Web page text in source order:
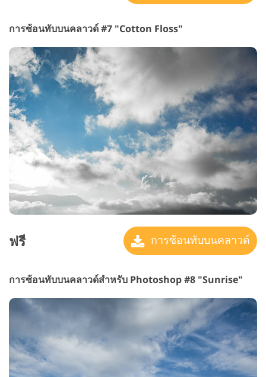
การซ้อนทับบนคลาวด์ #7 "Cotton Floss"
ฟรี การซ้อนทับบนคลาวด์
การซ้อนทับบนคลาวด์สำหรับ Photoshop #8 "Sunrise"